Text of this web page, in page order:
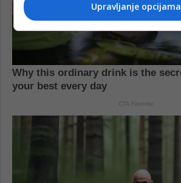
Upravljanje opcijama